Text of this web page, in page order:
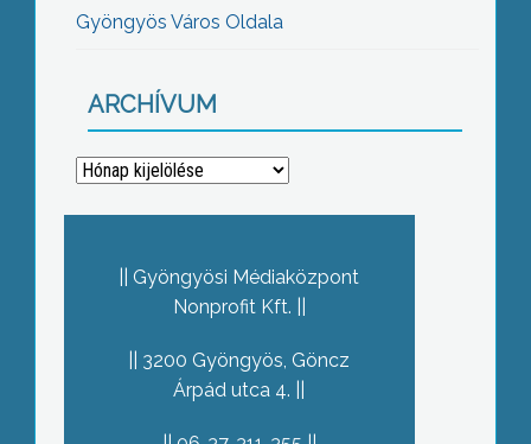
Gyöngyös Város Oldala
ARCHÍVUM
Archívum
Gyöngyösi Médiaközpont
Nonprofit Kft.
3200 Gyöngyös, Göncz
Árpád utca 4.